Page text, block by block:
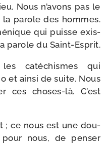
Nous n’avons pas le
parole des hommes.
qui puisse exis­
parole du Saint-Esprit.
les caté­chismes qui
et ain­si de suite. Nous
ces choses-​là. C’est
; ce nous est une dou­
nous, de pen­ser